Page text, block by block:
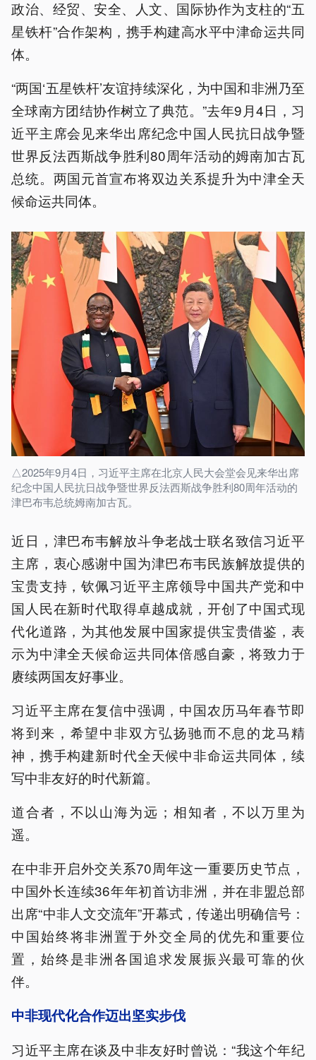
政治、经贸、安全、人文、国际协作为支柱的“五
星铁杆”合作架构，携手构建高水平中津命运共同
体。
“两国‘五星铁杆’友谊持续深化，为中国和非洲乃至
全球南方团结协作树立了典范。”去年9月4日，习
近平主席会见来华出席纪念中国人民抗日战争暨
世界反法西斯战争胜利80周年活动的姆南加古瓦
总统。两国元首宣布将双边关系提升为中津全天
候命运共同体。
△2025年9月4日，习近平主席在北京人民大会堂会见来华出席
纪念中国人民抗日战争暨世界反法西斯战争胜利80周年活动的
津巴布韦总统姆南加古瓦。
近日，津巴布韦解放斗争老战士联名致信习近平
主席，衷心感谢中国为津巴布韦民族解放提供的
宝贵支持，钦佩习近平主席领导中国共产党和中
国人民在新时代取得卓越成就，开创了中国式现
代化道路，为其他发展中国家提供宝贵借鉴，表
示为中津全天候命运共同体倍感自豪，将致力于
赓续两国友好事业。
习近平主席在复信中强调，中国农历马年春节即
将到来，希望中非双方弘扬驰而不息的龙马精
神，携手构建新时代全天候中非命运共同体，续
写中非友好的时代新篇。
道合者，不以山海为远；相知者，不以万里为
遥。
在中非开启外交关系70周年这一重要历史节点，
中国外长连续36年年初首访非洲，并在非盟总部
出席“中非人文交流年”开幕式，传递出明确信号：
中国始终将非洲置于外交全局的优先和重要位
置，始终是非洲各国追求发展振兴最可靠的伙
伴。
中非现代化合作迈出坚实步伐
习近平主席在谈及中非友好时曾说：“我这个年纪